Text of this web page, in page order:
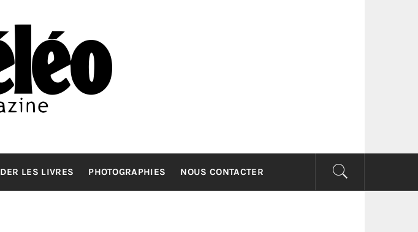
Grand Format
LES LIVRES PHOTOGRAPHIES NOUS CONTACTER